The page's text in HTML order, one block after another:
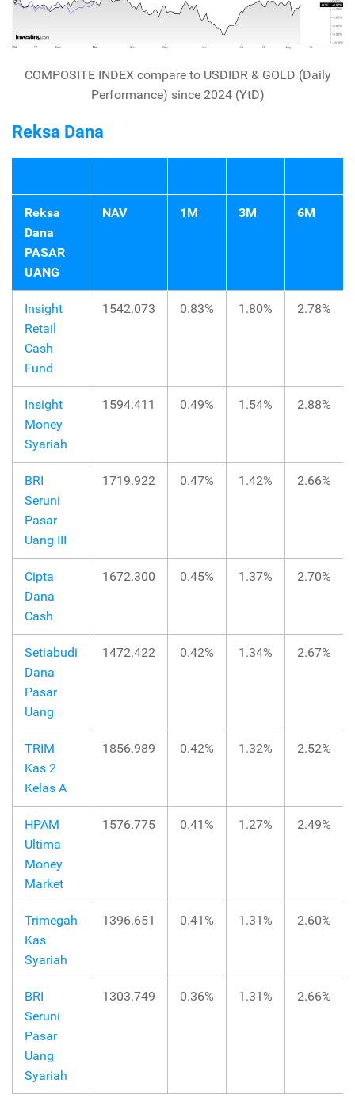
COMPOSITE INDEX compare to USDIDR & GOLD (Daily
Performance) since 2024 (YtD)
Reksa Dana
Reksa
Dana
PASAR
UANG
NAV 1M 3M 6M
Insight
Retail
Cash
Fund
1542.073 0.83% 1.80% 2.78%
Insight
Money
Syariah
1594.411 0.49% 1.54% 2.88%
BRI
Seruni
Pasar
Uang III
1719.922 0.47% 1.42% 2.66%
Cipta
Dana
Cash
1672.300 0.45% 1.37% 2.70%
Setiabudi
Dana
Pasar
Uang
1472.422 0.42% 1.34% 2.67%
TRIM
Kas 2
Kelas A
1856.989 0.42% 1.32% 2.52%
HPAM
Ultima
Money
Market
1576.775 0.41% 1.27% 2.49%
Trimegah
Kas
Syariah
1396.651 0.41% 1.31% 2.60%
BRI
Seruni
Pasar
Uang
Syariah
1303.749 0.36% 1.31% 2.66%